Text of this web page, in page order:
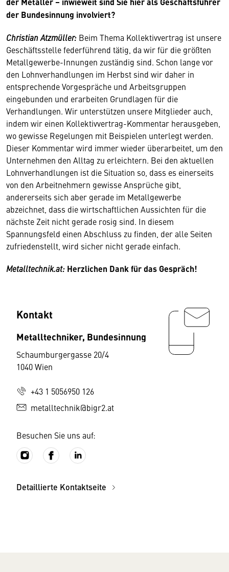
der Bundesinnung involviert?
Christian Atzmüller: Beim Thema Kollektivvertrag ist unsere
Geschäftsstelle federführend tätig, da wir für die größten
Metallgewerbe-Innungen zuständig sind. Schon lange vor
den Lohnverhandlungen im Herbst sind wir daher in
entsprechende Vorgespräche und Arbeitsgruppen
eingebunden und erarbeiten Grundlagen für die
Verhandlungen. Wir unterstützen unsere Mitglieder auch,
indem wir einen Kollektivvertrag-Kommentar herausgeben,
wo gewisse Regelungen mit Beispielen unterlegt werden.
Dieser Kommentar wird immer wieder überarbeitet, um den
Unternehmen den Alltag zu erleichtern. Bei den aktuellen
Lohnverhandlungen ist die Situation so, dass es einerseits
von den Arbeitnehmern gewisse Ansprüche gibt,
andererseits sich aber gerade im Metallgewerbe
abzeichnet, dass die wirtschaftlichen Aussichten für die
nächste Zeit nicht gerade rosig sind. In diesem
Spannungsfeld einen Abschluss zu finden, der alle Seiten
zufriedenstellt, wird sicher nicht gerade einfach.
Metalltechnik.at: Herzlichen Dank für das Gespräch!
Kontakt
Metalltechniker, Bundesinnung
Schaumburgergasse 20/4
1040 Wien
+43 1 5056950 126
metalltechnik@bigr2.at
Besuchen Sie uns auf:
Detaillierte Kontaktseite